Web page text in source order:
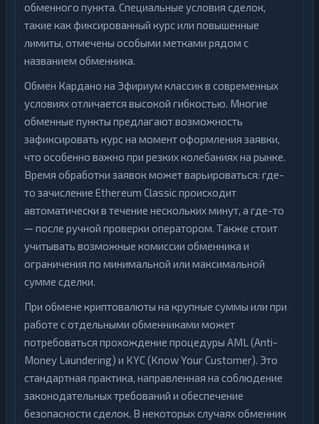
обменного пункта. Специальные условия сделок,
такие как фиксированный курс или повышенные
лимиты, отмечены особыми метками рядом с
названием обменника.
Обмен Кардано на Эфириум классик в современных
условиях отличается высокой гибкостью. Многие
обменные пункты предлагают возможность
зафиксировать курс на момент оформления заявки,
что особенно важно при резких колебаниях на рынке.
Время обработки заявок может варьироваться: где-
то зачисление Ethereum Classic происходит
автоматически в течение нескольких минут, а где-то
— после ручной проверки оператором. Также стоит
учитывать возможные комиссии обменника и
ограничения по минимальной или максимальной
сумме сделки.
При обмене криптовалюты на крупные суммы или при
работе с отдельными обменниками может
потребоваться прохождение процедуры AML (Anti-
Money Laundering) и KYC (Know Your Customer). Это
стандартная практика, направленная на соблюдение
законодательных требований и обеспечение
безопасности сделок. В некоторых случаях обменник